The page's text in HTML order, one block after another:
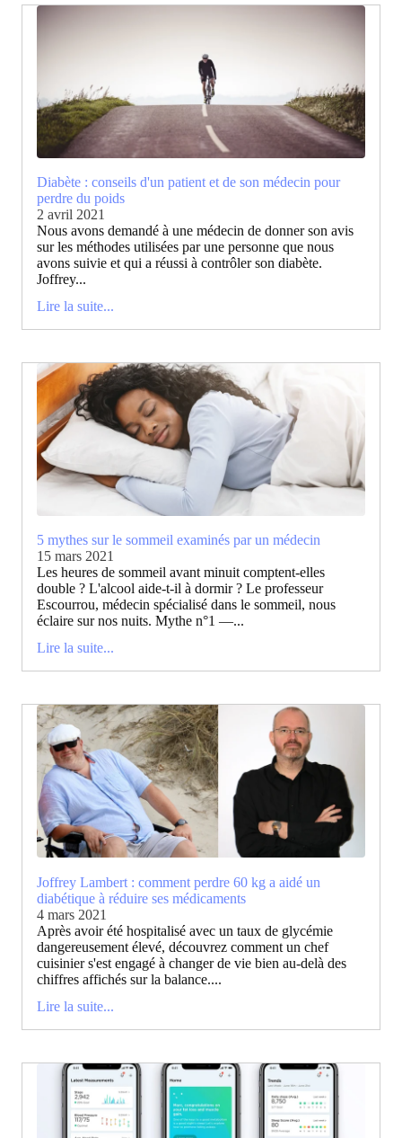
Diabète : conseils d'un patient et de son médecin pour
perdre du poids
2 avril 2021
Nous avons demandé à une médecin de donner son avis
sur les méthodes utilisées par une personne que nous
avons suivie et qui a réussi à contrôler son diabète.
Joffrey...
Lire la suite...
5 mythes sur le sommeil examinés par un médecin
15 mars 2021
Les heures de sommeil avant minuit comptent-elles
double ? L'alcool aide-t-il à dormir ? Le professeur
Escourrou, médecin spécialisé dans le sommeil, nous
éclaire sur nos nuits. Mythe n°1 —...
Lire la suite...
Joffrey Lambert : comment perdre 60 kg a aidé un
diabétique à réduire ses médicaments
4 mars 2021
Après avoir été hospitalisé avec un taux de glycémie
dangereusement élevé, découvrez comment un chef
cuisinier s'est engagé à changer de vie bien au-delà des
chiffres affichés sur la balance....
Lire la suite...